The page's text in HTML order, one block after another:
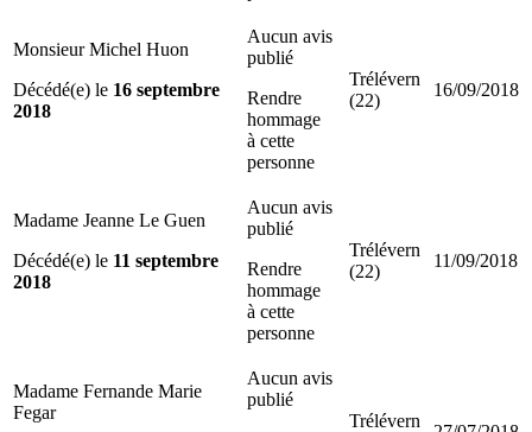
Monsieur Michel Huon
Décédé(e) le 16 septembre
2018
Aucun avis
publié
Rendre
hommage
à cette
personne
Trélévern
(22)
16/09/2018
Madame Jeanne Le Guen
Décédé(e) le 11 septembre
2018
Aucun avis
publié
Rendre
hommage
à cette
personne
Trélévern
(22)
11/09/2018
Madame Fernande Marie
Fegar
Aucun avis
publié
Trélévern